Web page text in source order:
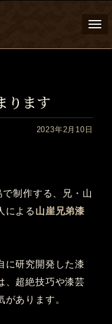
ります
2023年2月10日
制作する、兄・山
による 山崖兄弟漆
に研究開発した漆
、超絶技巧や漆芸
あります。